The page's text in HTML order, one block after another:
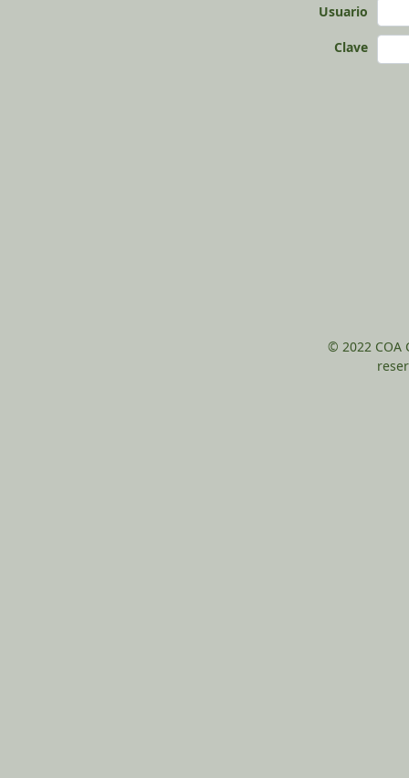
Usuario
Clave
© 2022 COA